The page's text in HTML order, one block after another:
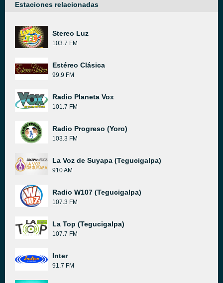
Estaciones relacionadas
Stereo Luz
103.7 FM
Estéreo Clásica
99.9 FM
Radio Planeta Vox
101.7 FM
Radio Progreso (Yoro)
103.3 FM
La Voz de Suyapa (Tegucigalpa)
910 AM
Radio W107 (Tegucigalpa)
107.3 FM
La Top (Tegucigalpa)
107.7 FM
Inter
91.7 FM